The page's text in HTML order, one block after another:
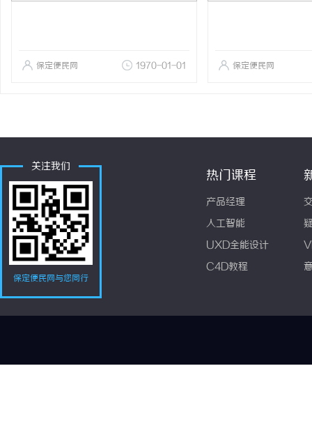
保定便民网 1970-01-01 保定便民网
关注我们
保定便民网与您同行
热门课程
产品经理
人工智能
UXD全能设计
C4D教程